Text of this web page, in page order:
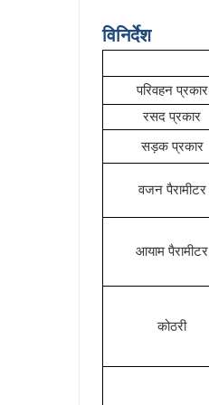
विनिर्देश
परिवहन प्रकार
रसद प्रकार
सड़क प्रकार
वजन पैरामीटर
आयाम पैरामीटर
कोठरी